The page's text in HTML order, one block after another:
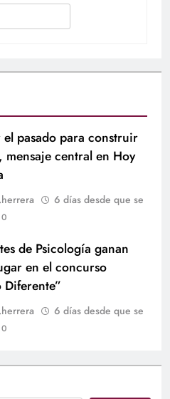
pasado para construir
mensaje central en Hoy
6 días desde que se
0
de Psicología ganan
en el concurso
Diferente”
6 días desde que se
0